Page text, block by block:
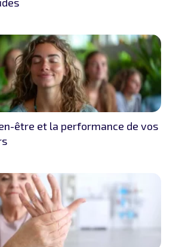
être et la performance de vos